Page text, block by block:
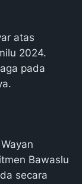
atas
2024.
pada
Bawaslu
secara